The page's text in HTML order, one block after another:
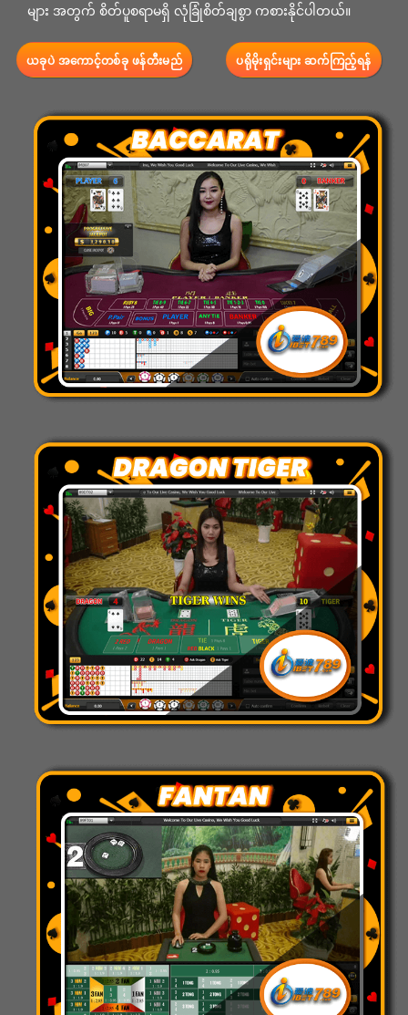
များ အတွက် စိတ်ပူစရာမရှိ လုံခြုံစိတ်ချစွာ ကစားနိုင်ပါတယ်။
ယခုပဲ အကောင့်တစ်ခု ဖန်တီးမည် ပရိုမိုးရှင်းများ ဆက်ကြည့်ရန်